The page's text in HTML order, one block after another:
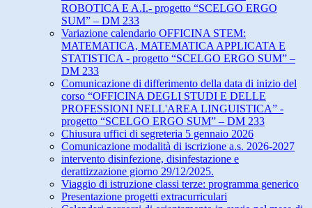
ROBOTICA E A.I.- progetto “SCELGO ERGO
SUM” – DM 233
Variazione calendario OFFICINA STEM:
MATEMATICA, MATEMATICA APPLICATA E
STATISTICA - progetto “SCELGO ERGO SUM” –
DM 233
Comunicazione di differimento della data di inizio del
corso “OFFICINA DEGLI STUDI E DELLE
PROFESSIONI NELL'AREA LINGUISTICA” -
progetto “SCELGO ERGO SUM” – DM 233
Chiusura uffici di segreteria 5 gennaio 2026
Comunicazione modalità di iscrizione a.s. 2026-2027
intervento disinfezione, disinfestazione e
derattizzazione giorno 29/12/2025.
Viaggio di istruzione classi terze: programma generico
Presentazione progetti extracurriculari